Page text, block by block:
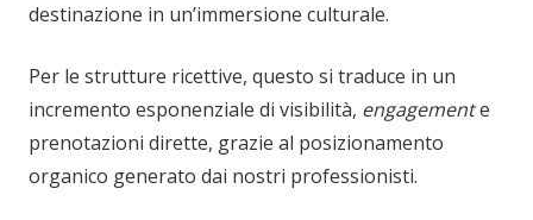
destinazione in un’immersione culturale.
Per le strutture ricettive, questo si traduce in un
incremento esponenziale di visibilità, engagemente
prenotazioni dirette, grazie al posizionamento
organico generato dai nostri professionisti.